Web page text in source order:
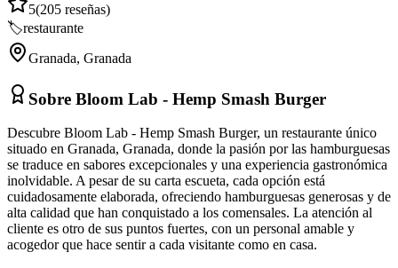
5(205 reseñas)
🏷️restaurante
Granada, Granada
Sobre Bloom Lab - Hemp Smash Burger
Descubre Bloom Lab - Hemp Smash Burger, un restaurante único
situado en Granada, Granada, donde la pasión por las hamburguesas
se traduce en sabores excepcionales y una experiencia gastronómica
inolvidable. A pesar de su carta escueta, cada opción está
cuidadosamente elaborada, ofreciendo hamburguesas generosas y de
alta calidad que han conquistado a los comensales. La atención al
cliente es otro de sus puntos fuertes, con un personal amable y
acogedor que hace sentir a cada visitante como en casa.